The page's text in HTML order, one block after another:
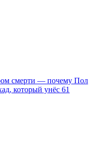
смерти — почему Пол
который унёс 61